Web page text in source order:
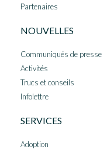
Partenaires
NOUVELLES
Communiqués de presse
Activités
Trucs et conseils
Infolettre
SERVICES
Adoption